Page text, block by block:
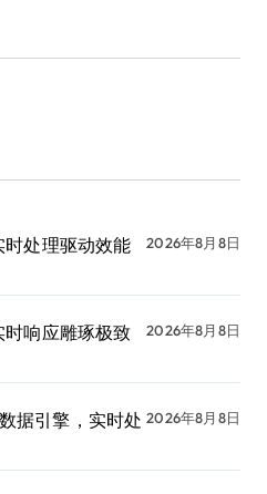
处理驱动效能
2026年8月8日
响应雕琢极致
2026年8月8日
据引擎，实时处 2026年8月8日